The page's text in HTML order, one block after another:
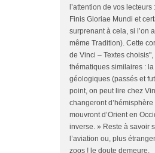
l’attention de vos
Finis Gloriae Mundi et
surprenant à cela, si l’on
même Tradition). Cette
de Vinci – Textes
thématiques similaires :
géologiques (passés et
point, on peut lire chez
changeront
mouvront d’Orient en
inverse. » Reste à savoir
l’aviation ou, plus
zoos ! le doute demeure.